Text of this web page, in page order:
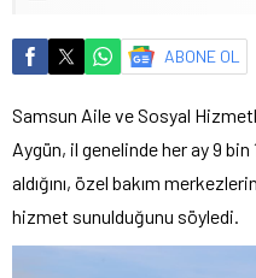
ABONE OL
Samsun Aile ve Sosyal
Aygün, il genelinde her ay 9
aldığını, özel bakım
hizmet sunulduğunu söyledi.